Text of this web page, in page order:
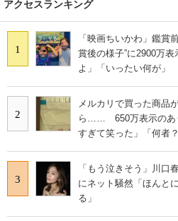
アクセスランキング
1
「映画ちいかわ」鑑賞
賞後の様子”に2900万
よ」「いったい何が」
2
メルカリで買った商品
ら…… 650万表示のあ
すぎて笑った」「何者？
3
「もう泣きそう」川口
にネット騒然「ほんと
る」